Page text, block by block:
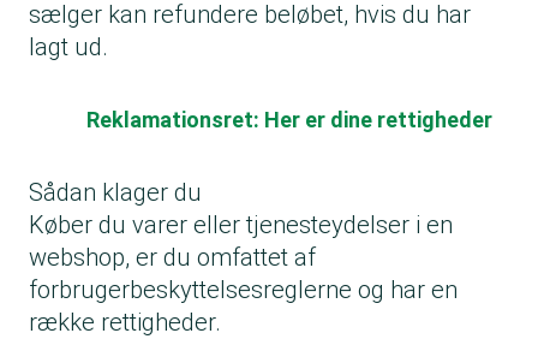
sælger kan refundere beløbet, hvis du har
lagt ud.
Reklamationsret: Her er dine rettigheder
Sådan klager du
Køber du varer eller tjenesteydelser i en
webshop, er du omfattet af
forbrugerbeskyttelsesreglerne og har en
række rettigheder.